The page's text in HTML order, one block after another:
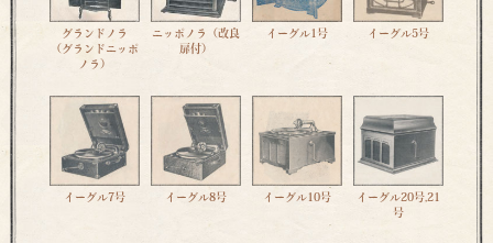
グランドノラ
（グランドニッポ
ノラ）
ニッポノラ（改良
扉付）
イーグル1号 イーグル5号
イーグル7号 イーグル8号 イーグル10号
イーグル20号,21
号